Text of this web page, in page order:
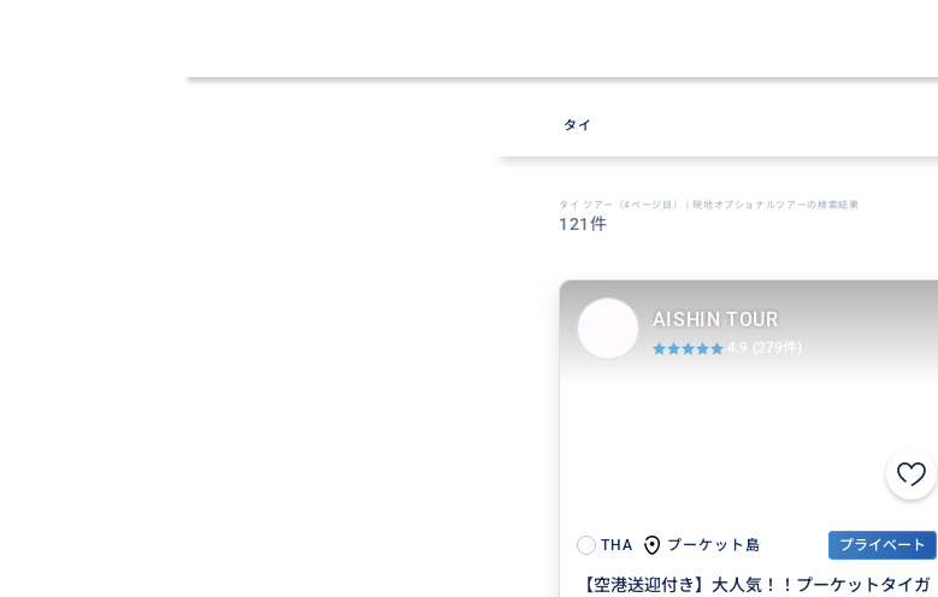
タイ
タイ ツアー（4ページ目） | 現地オプショナルツアーの検索結果
121件
THA プーケット島 プライベート
【空港送迎付き】大人気！！プーケットタイガ
AISHIN TOUR
4.9 (279件)